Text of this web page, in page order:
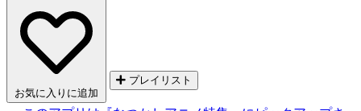
お気に入りに追加
プレイリスト